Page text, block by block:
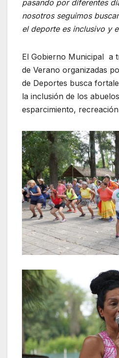
pasando por diferentes
nosotros seguimos
el deporte es inclusivo y
El Gobierno Municipal a
de Verano organizadas
de Deportes busca
la inclusión de los
esparcimiento,